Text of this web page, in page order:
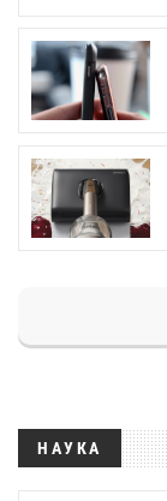
НАУКА